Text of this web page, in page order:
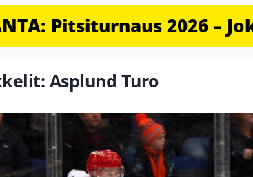
Pitsiturnaus 2026 –
Asplund Turo